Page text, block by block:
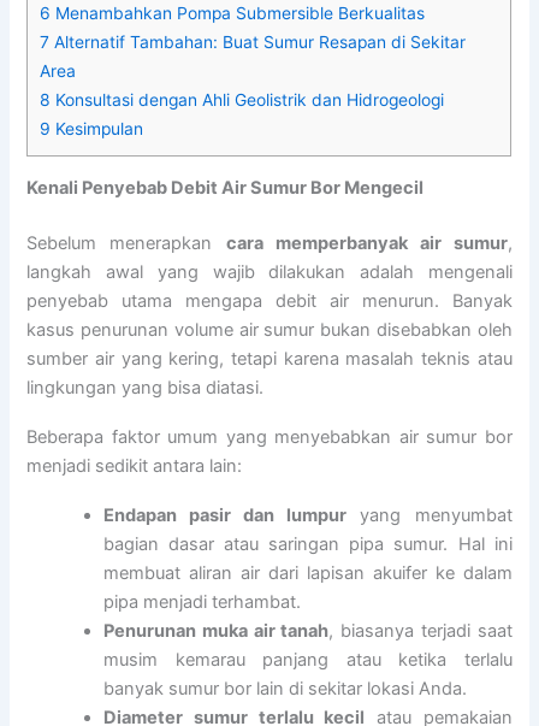
6 Menambahkan Pompa Submersible Berkualitas
7 Alternatif Tambahan: Buat Sumur Resapan di Sekitar
Area
8 Konsultasi dengan Ahli Geolistrik dan Hidrogeologi
9 Kesimpulan
Kenali Penyebab Debit Air Sumur Bor Mengecil
Sebelum menerapkan cara memperbanyak air sumur,
langkah awal yang wajib dilakukan adalah mengenali
penyebab utama mengapa debit air menurun. Banyak
kasus penurunan volume air sumur bukan disebabkan oleh
sumber air yang kering, tetapi karena masalah teknis atau
lingkungan yang bisa diatasi.
Beberapa faktor umum yang menyebabkan air sumur bor
menjadi sedikit antara lain:
Endapan pasir dan lumpur yang menyumbat
bagian dasar atau saringan pipa sumur. Hal ini
membuat aliran air dari lapisan akuifer ke dalam
pipa menjadi terhambat.
Penurunan muka air tanah, biasanya terjadi saat
musim kemarau panjang atau ketika terlalu
banyak sumur bor lain di sekitar lokasi Anda.
Diameter sumur terlalu kecil atau pemakaian